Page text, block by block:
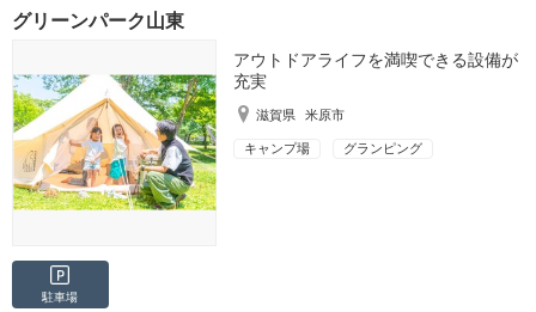
グリーンパーク山東
アウトドアライフを満喫できる設備が
充実
滋賀県 米原市
キャンプ場 グランピング
駐車場